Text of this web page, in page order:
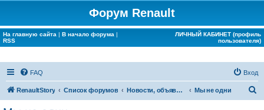
Форум Renault
На главную сайта | В начало форума |
RSS
ЛИЧНЫЙ КАБИНЕТ (профиль
пользователя)
FAQ Вход
RenaultStory Список форумов Новости, объявления, срочная информация Мы не одни